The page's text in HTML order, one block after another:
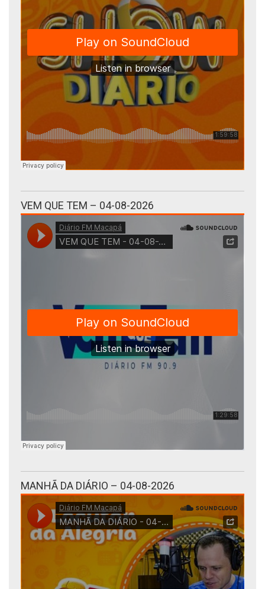
VEM QUE TEM – 04-08-2026
MANHÃ DA DIÁRIO – 04-08-2026